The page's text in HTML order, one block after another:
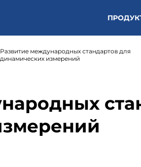
Развитие международных стандартов для
динамических измерений